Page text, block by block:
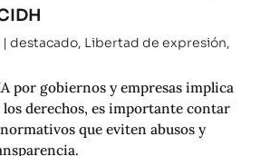
| destacado, Libertad de expresión,
por gobiernos y empresas implica
los derechos, es importante contar
que eviten abusos y